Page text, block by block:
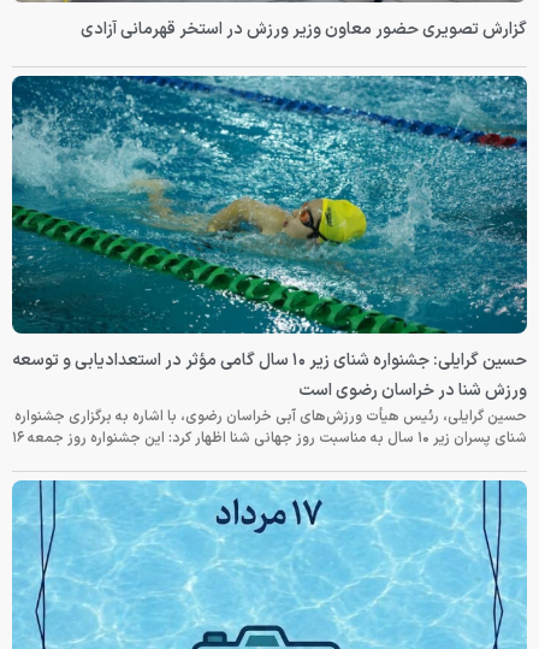
گزارش تصویری حضور معاون وزیر ورزش در استخر قهرمانی آزادی
حسین گرایلی: جشنواره شنای زیر ۱۰ سال گامی مؤثر در استعدادیابی و توسعه
ورزش شنا در خراسان رضوی است
حسین گرایلی، رئیس هیأت ورزش‌های آبی خراسان رضوی، با اشاره به برگزاری جشنواره
شنای پسران زیر ۱۰ سال به مناسبت روز جهانی شنا اظهار کرد: این جشنواره روز جمعه‌ ۱۶